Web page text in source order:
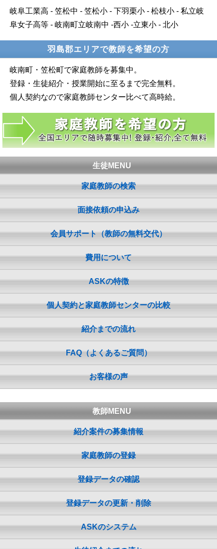
岐阜工業高 - 笠松中 - 笠松小 - 下羽栗小 - 松枝小 - 私立岐
阜女子高等 - 岐南町立岐南中 -西小 -立東小 - 北小
羽島郡エリアで教師を希望の方
岐南町・笠松町で家庭教師を募集中。
登録・生徒紹介・授業開始に至るまで完全無料。
個人契約なので家庭教師センター比べて高時給。
生徒MENU
家庭教師の検索
面接依頼の申込み
会員サポート（教師の無料交代）
費用について
ASKの特徴
個人契約と家庭教師センターの比較
紹介までの流れ
FAQ（よくあるご質問）
お客様の声
教師MENU
紹介案件の募集情報
家庭教師の登録
登録データの確認
登録データの更新・削除
ASKのシステム